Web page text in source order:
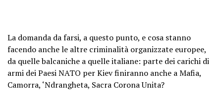
La domanda da farsi, a questo punto, e cosa stanno
facendo anche le altre criminalità organizzate europee,
da quelle balcaniche a quelle italiane: parte dei carichi di
armi dei Paesi NATO per Kiev finiranno anche a Mafia,
Camorra, ‘Ndrangheta, Sacra Corona Unita?